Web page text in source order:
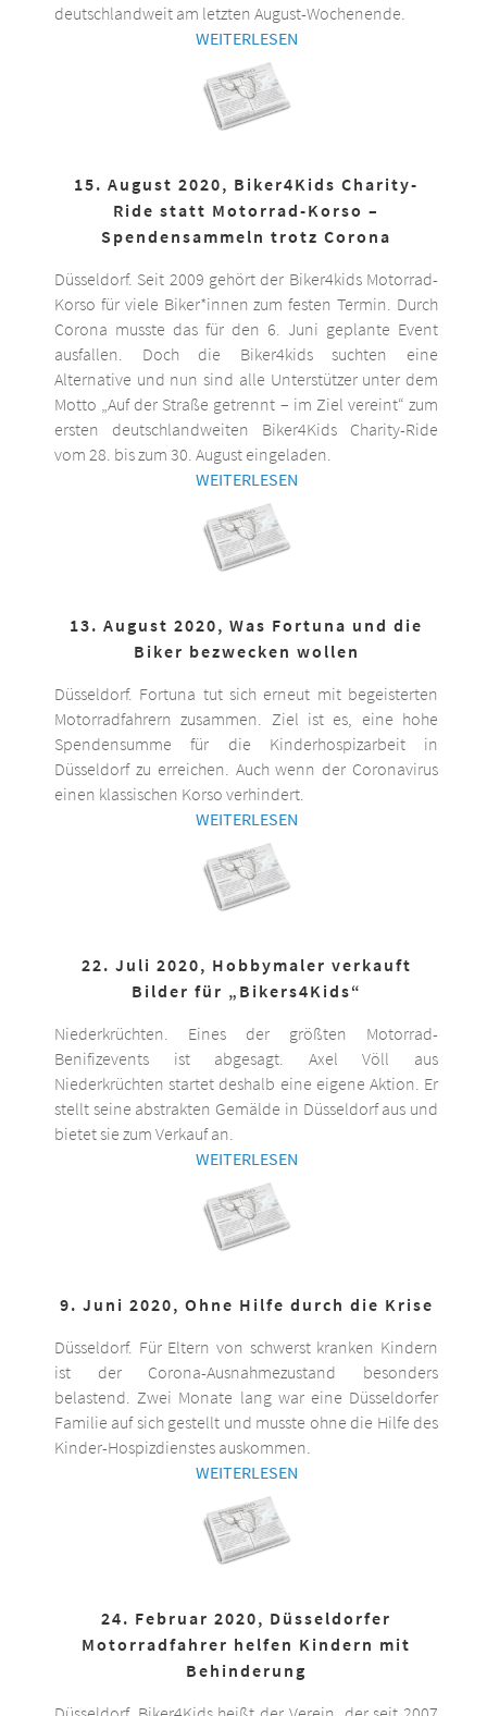
deutschlandweit am letzten August-Wochenende.
WEITERLESEN
15. August 2020, Biker4Kids Charity-
Ride statt Motorrad-Korso –
Spendensammeln trotz Corona
Düsseldorf. Seit 2009 gehört der Biker4kids Motorrad-
Korso für viele Biker*innen zum festen Termin. Durch
Corona musste das für den 6. Juni geplante Event
ausfallen. Doch die Biker4kids suchten eine
Alternative und nun sind alle Unterstützer unter dem
Motto „Auf der Straße getrennt – im Ziel vereint“ zum
ersten deutschlandweiten Biker4Kids Charity-Ride
vom 28. bis zum 30. August eingeladen.
WEITERLESEN
13. August 2020, Was Fortuna und die
Biker bezwecken wollen
Düsseldorf. Fortuna tut sich erneut mit begeisterten
Motorradfahrern zusammen. Ziel ist es, eine hohe
Spendensumme für die Kinderhospizarbeit in
Düsseldorf zu erreichen. Auch wenn der Coronavirus
einen klassischen Korso verhindert.
WEITERLESEN
22. Juli 2020, Hobbymaler verkauft
Bilder für „Bikers4Kids“
Niederkrüchten. Eines der größten Motorrad-
Benifizevents ist abgesagt. Axel Völl aus
Niederkrüchten startet deshalb eine eigene Aktion. Er
stellt seine abstrakten Gemälde in Düsseldorf aus und
bietet sie zum Verkauf an.
WEITERLESEN
9. Juni 2020, Ohne Hilfe durch die Krise
Düsseldorf. Für Eltern von schwerst kranken Kindern
ist der Corona-Ausnahmezustand besonders
belastend. Zwei Monate lang war eine Düsseldorfer
Familie auf sich gestellt und musste ohne die Hilfe des
Kinder-Hospizdienstes auskommen.
WEITERLESEN
24. Februar 2020, Düsseldorfer
Motorradfahrer helfen Kindern mit
Behinderung